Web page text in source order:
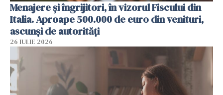
Menajere și îngrijitori, în vizorul Fiscului din
Italia. Aproape 500.000 de euro din venituri,
ascunși de autorități
26 IULIE 2026